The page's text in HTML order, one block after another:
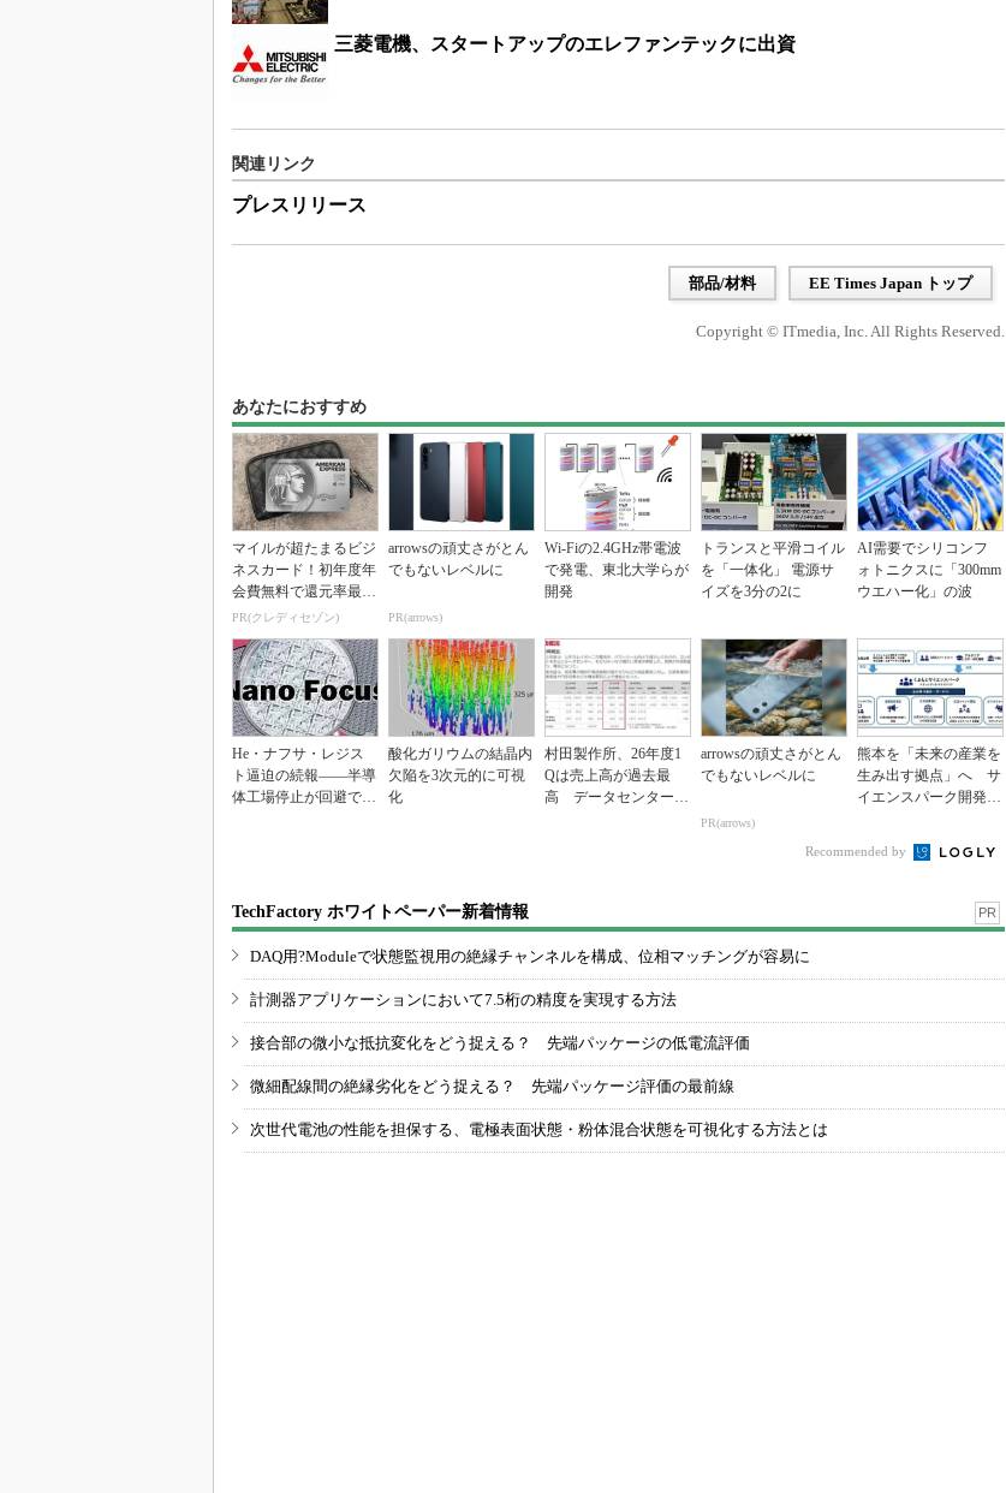
三菱電機、スタートアップのエレファンテックに出資
関連リンク
プレスリリース
部品/材料 EE Times Japan トップ
Copyright © ITmedia, Inc. All Rights Reserved.
あなたにおすすめ
マイルが超たまるビジ
ネスカード！初年度年
会費無料で還元率最大
1.125%
PR(クレディセゾン)
arrowsの頑丈さがとん
でもないレベルに
PR(arrows)
Wi-Fiの2.4GHz帯電波
で発電、東北大学らが
開発
トランスと平滑コイル
を「一体化」 電源サ
イズを3分の2に
AI需要でシリコンフ
ォトニクスに「300mm
ウエハー化」の波
He・ナフサ・レジス
ト逼迫の続報――半導
体工場停止が回避でき
酸化ガリウムの結晶内
欠陥を3次元的に可視
化
村田製作所、26年度1
Qは売上高が過去最
高 データセンター関
arrowsの頑丈さがとん
でもないレベルに
PR(arrows)
熊本を「未来の産業を
生み出す拠点」へ サ
イエンスパーク開発進
Recommended by
TechFactory ホワイトペーパー新着情報 PR
DAQ用?Moduleで状態監視用の絶縁チャンネルを構成、位相マッチングが容易に
計測器アプリケーションにおいて7.5桁の精度を実現する方法
接合部の微小な抵抗変化をどう捉える？ 先端パッケージの低電流評価
微細配線間の絶縁劣化をどう捉える？ 先端パッケージ評価の最前線
次世代電池の性能を担保する、電極表面状態・粉体混合状態を可視化する方法とは